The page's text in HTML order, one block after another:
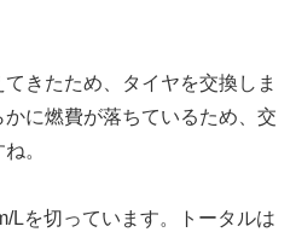
きたため、タイヤを交換しま
に燃費が落ちているため、交
。
Lを切っています。トータルは